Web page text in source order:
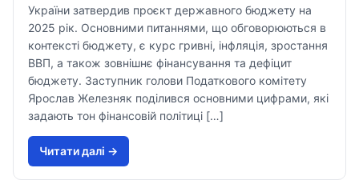
України затвердив проєкт державного бюджету на
2025 рік. Основними питаннями, що обговорюються в
контексті бюджету, є курс гривні, інфляція, зростання
ВВП, а також зовнішнє фінансування та дефіцит
бюджету. Заступник голови Податкового комітету
Ярослав Железняк поділився основними цифрами, які
задають тон фінансовій політиці […]
Читати далi →